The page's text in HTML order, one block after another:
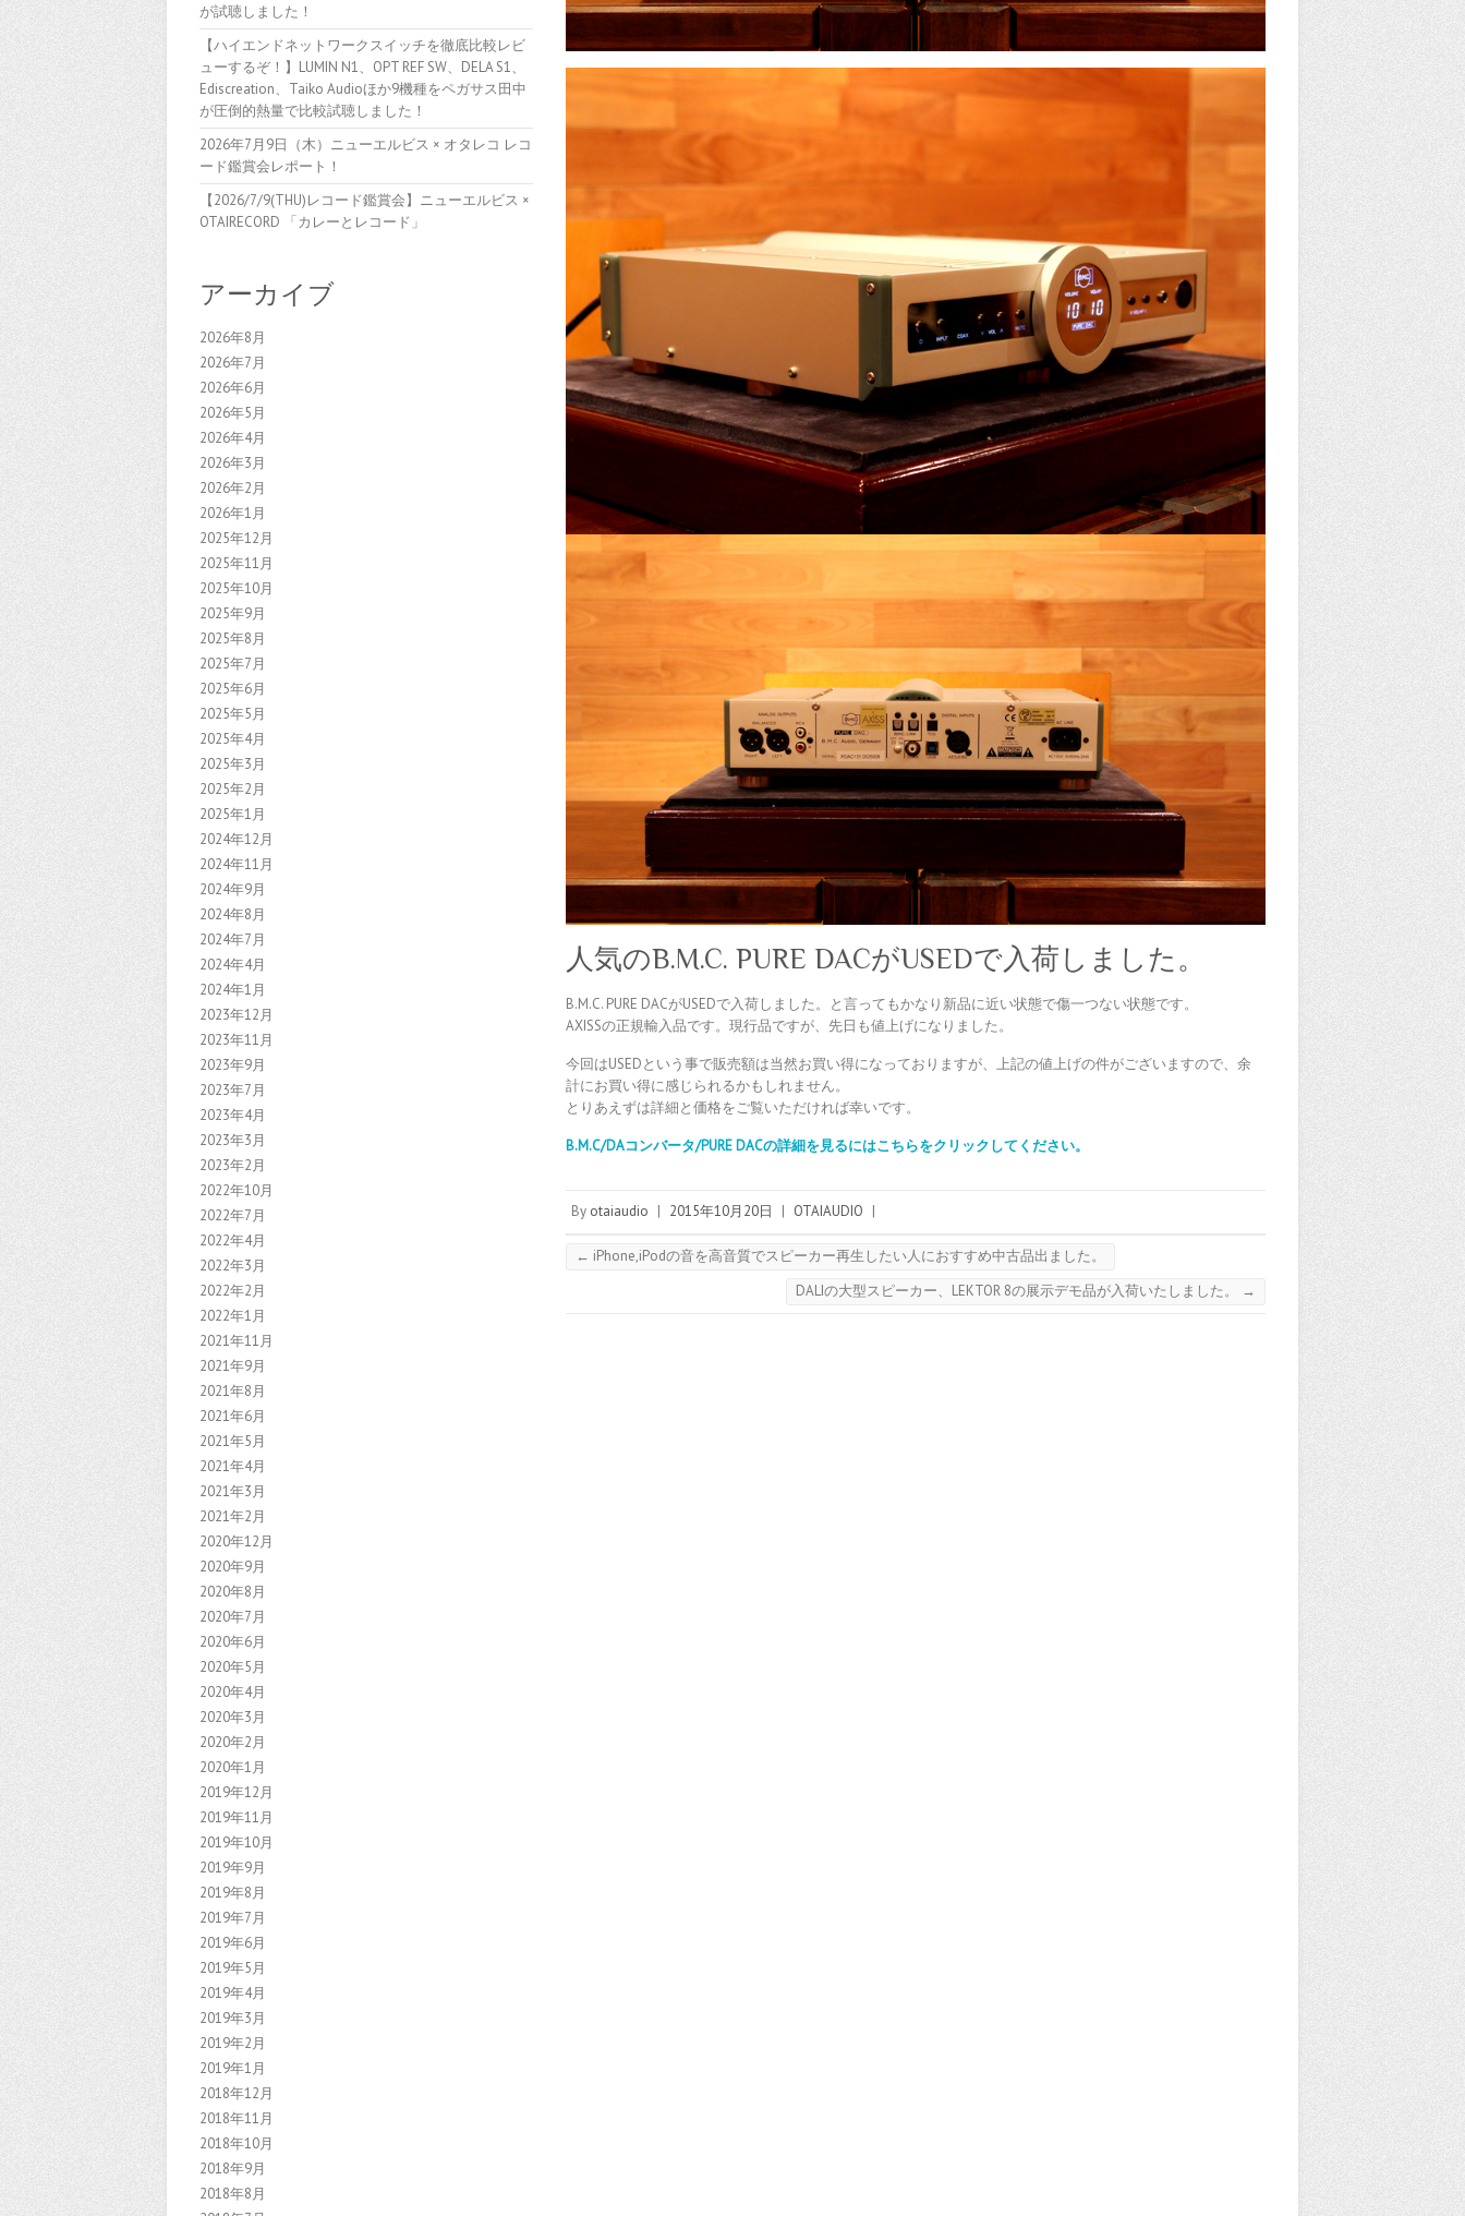
人気のB.M.C. PURE DACがUSEDで入荷しました。
B.M.C. PURE DACがUSEDで入荷しました。と言ってもかなり新品に近い状態で傷一つない状態です。
AXISSの正規輸入品です。現行品ですが、先日も値上げになりました。
今回はUSEDという事で販売額は当然お買い得になっておりますが、上記の値上げの件がございますので、余
計にお買い得に感じられるかもしれません。
とりあえずは詳細と価格をご覧いただければ幸いです。
B.M.C/DAコンバータ/PURE DACの詳細を見るにはこちらをクリックしてください。
By otaiaudio | 2015年10月20日 | OTAIAUDIO |
← iPhone,iPodの音を高音質でスピーカー再生したい人におすすめ中古品出ました。
DALIの大型スピーカー、LEKTOR 8の展示デモ品が入荷いたしました。
→
が試聴しました！
【ハイエンドネットワークスイッチを徹底比較レビ
ューするぞ！】LUMIN N1、OPT REF SW、DELA S1、
Ediscreation、Taiko Audioほか9機種をペガサス田中
が圧倒的熱量で比較試聴しました！
2026年7月9日（木）ニューエルビス × オタレコ レコ
ード鑑賞会レポート！
【2026/7/9(THU)レコード鑑賞会】ニューエルビス ×
OTAIRECORD 「カレーとレコード」
アーカイブ
2026年8月
2026年7月
2026年6月
2026年5月
2026年4月
2026年3月
2026年2月
2026年1月
2025年12月
2025年11月
2025年10月
2025年9月
2025年8月
2025年7月
2025年6月
2025年5月
2025年4月
2025年3月
2025年2月
2025年1月
2024年12月
2024年11月
2024年9月
2024年8月
2024年7月
2024年4月
2024年1月
2023年12月
2023年11月
2023年9月
2023年7月
2023年4月
2023年3月
2023年2月
2022年10月
2022年7月
2022年4月
2022年3月
2022年2月
2022年1月
2021年11月
2021年9月
2021年8月
2021年6月
2021年5月
2021年4月
2021年3月
2021年2月
2020年12月
2020年9月
2020年8月
2020年7月
2020年6月
2020年5月
2020年4月
2020年3月
2020年2月
2020年1月
2019年12月
2019年11月
2019年10月
2019年9月
2019年8月
2019年7月
2019年6月
2019年5月
2019年4月
2019年3月
2019年2月
2019年1月
2018年12月
2018年11月
2018年10月
2018年9月
2018年8月